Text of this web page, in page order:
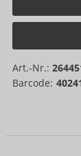
Art.-Nr.:
Barcode: